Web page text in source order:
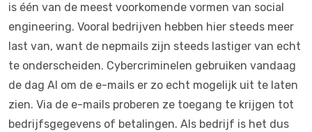
is één van de meest voorkomende vormen van social
engineering. Vooral bedrijven hebben hier steeds meer
last van, want de nepmails zijn steeds lastiger van echt
te onderscheiden. Cybercriminelen gebruiken vandaag
de dag AI om de e-mails er zo echt mogelijk uit te laten
zien. Via de e-mails proberen ze toegang te krijgen tot
bedrijfsgegevens of betalingen. Als bedrijf is het dus